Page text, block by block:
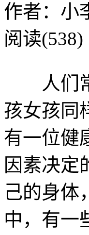
作者：小
阅读(538)
人们常
孩女孩同
有一位健
因素决定
己的身体
中，有一